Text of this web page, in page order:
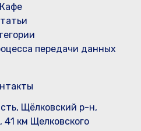
Кафе
передачи данных
Щёлковский р-н,
41 км Щелковского